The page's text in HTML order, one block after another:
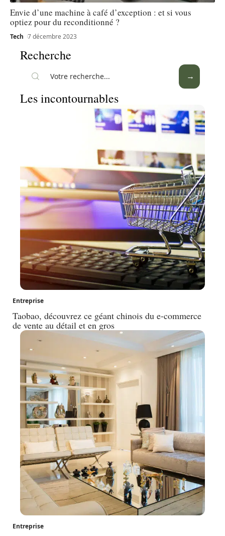
Envie d’une machine à café d’exception : et si vous
optiez pour du reconditionné ?
Tech 7 décembre 2023
Recherche
Les incontournables
Entreprise
Taobao, découvrez ce géant chinois du e-commerce
de vente au détail et en gros
Entreprise